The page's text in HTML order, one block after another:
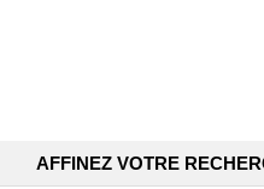
AFFINEZ VOTRE